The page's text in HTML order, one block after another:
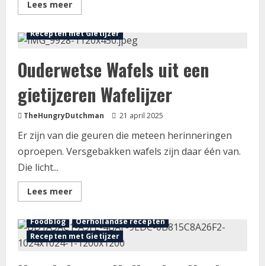
Lees meerLees
meer
recept
met
en
Jus-
dip
Recepten met Gietijzer
Ouderwetse Wafels uit een
gietijzeren Wafelijzer
TheHungryDutchman 21 april 2025
Er zijn van die geuren die meteen herinneringen
oproepen. Versgebakken wafels zijn daar één van.
Die licht...
Lees meerLees
meer
Wafels
uit
een
gietijzeren
Foodblog
Oerhollandse recepten
Recepten met Gietijzer